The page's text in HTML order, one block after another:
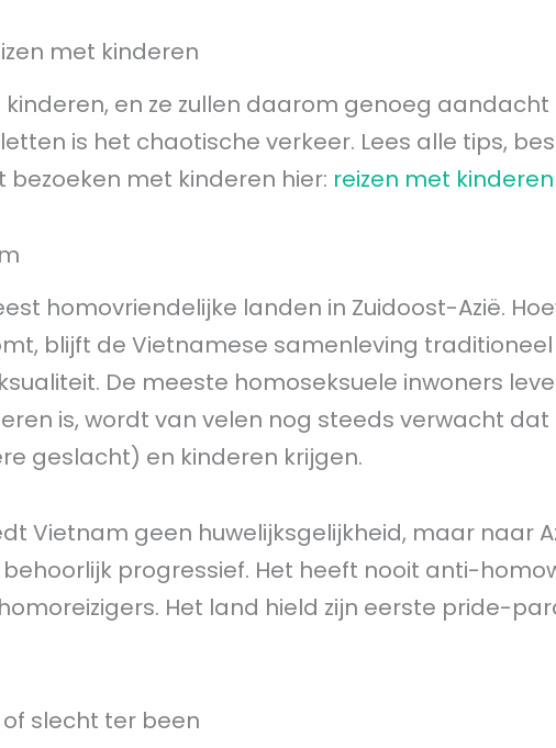
met kinderen
en ze zullen daarom genoeg aandacht
is het chaotische verkeer. Lees alle tips,
met kinderen hier: reizen met
homovriendelijke landen in Zuidoost-Azië.
blijft de Vietnamese samenleving
De meeste homoseksuele inwoners
is, wordt van velen nog steeds verwacht
geslacht) en kinderen krijgen.
Vietnam geen huwelijksgelijkheid, maar naar
progressief. Het heeft nooit anti-
Het land hield zijn eerste pride-
slecht ter been